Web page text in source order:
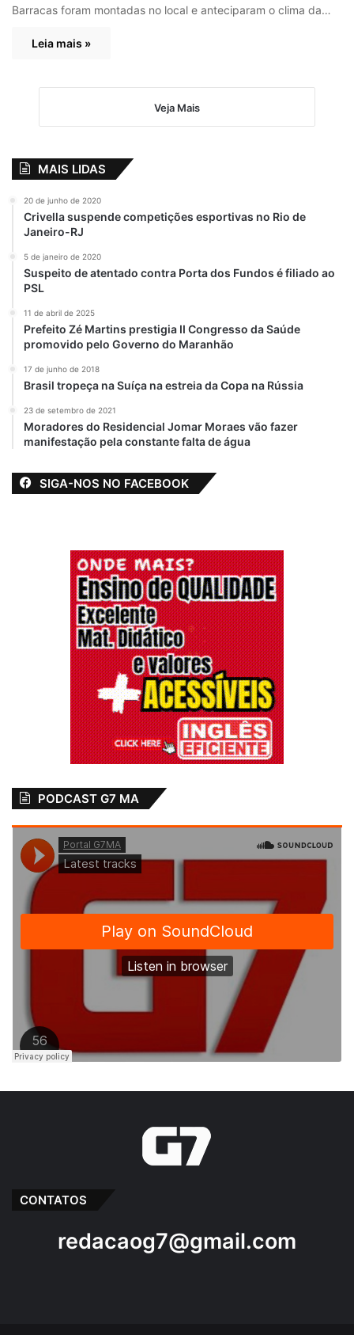
Barracas foram montadas no local e anteciparam o clima da…
Leia mais »
Veja Mais
MAIS LIDAS
20 de junho de 2020
Crivella suspende competições esportivas no Rio de
Janeiro-RJ
5 de janeiro de 2020
Suspeito de atentado contra Porta dos Fundos é filiado ao
PSL
11 de abril de 2025
Prefeito Zé Martins prestigia II Congresso da Saúde
promovido pelo Governo do Maranhão
17 de junho de 2018
Brasil tropeça na Suíça na estreia da Copa na Rússia
23 de setembro de 2021
Moradores do Residencial Jomar Moraes vão fazer
manifestação pela constante falta de água
SIGA-NOS NO FACEBOOK
PODCAST G7 MA
CONTATOS
redacaog7@gmail.com